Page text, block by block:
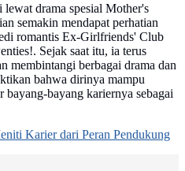
drama spesial Mother's
semakin mendapat perhatian
romantis Ex-Girlfriends' Club
Sejak saat itu, ia terus
membintangi berbagai drama dan
bahwa dirinya mampu
bayang kariernya sebagai
Karier dari Peran Pendukung